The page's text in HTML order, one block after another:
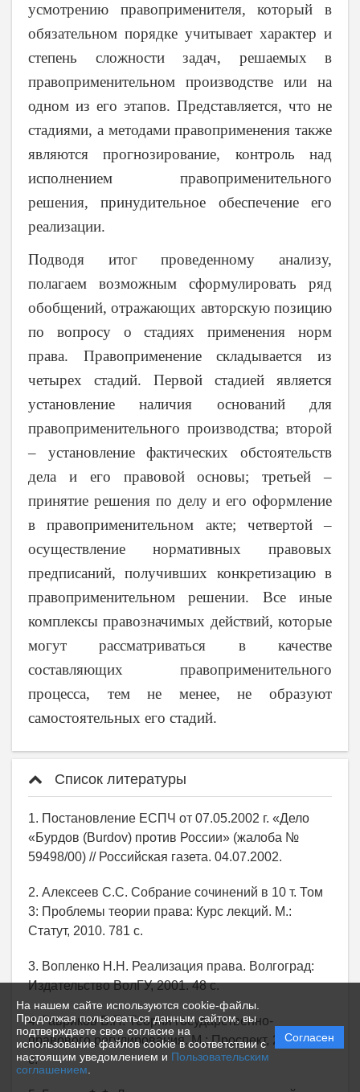
На нашем сайте используются cookie-файлы.
Продолжая пользоваться данным сайтом, вы
подтверждаете свое согласие на
использование файлов cookie в соответствии с
настоящим уведомлением и Пользовательским
соглашением
Согласен
усмотрению правоприменителя, который в
обязательном порядке учитывает характер и
степень сложности задач, решаемых в
правоприменительном производстве или на
одном из его этапов. Представляется, что не
стадиями, а методами правоприменения также
являются прогнозирование, контроль над
исполнением правоприменительного
решения, принудительное обеспечение его
реализации.
Подводя итог проведенному анализу,
полагаем возможным сформулировать ряд
обобщений, отражающих авторскую позицию
по вопросу о стадиях применения норм
права. Правоприменение складывается из
четырех стадий. Первой стадией является
установление наличия оснований для
правоприменительного производства; второй
– установление фактических обстоятельств
дела и его правовой основы; третьей –
принятие решения по делу и его оформление
в правоприменительном акте; четвертой –
осуществление нормативных правовых
предписаний, получивших конкретизацию в
правоприменительном решении. Все иные
комплексы правозначимых действий, которые
могут рассматриваться в качестве
составляющих правоприменительного
процесса, тем не менее, не образуют
самостоятельных его стадий.
Список литературы
1. Постановление ЕСПЧ от 07.05.2002 г. «Дело
«Бурдов (Burdov) против России» (жалоба №
59498/00) // Российская газета. 04.07.2002.
2. Алексеев С.С. Собрание сочинений в 10 т. Том
3: Проблемы теории права: Курс лекций. М.:
Статут, 2010. 781 с.
3. Вопленко Н.Н. Реализация права. Волгоград:
Издательство ВолГУ, 2001. 48 с.
4. Гавриков В.П. Теория государственно-
правового регулирования. М.: Проспект, 2016. 160
с.